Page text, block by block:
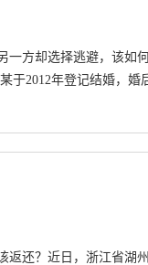
一方却选择逃避，该如
于2012年登记结婚，婚
返还？近日，浙江省湖